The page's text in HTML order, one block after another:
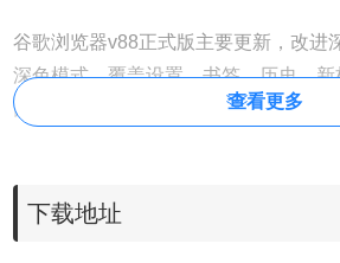
谷歌浏览器v88正式版主要更新，改进
深色模式，覆盖设置、书签、历史、
面的滚动条。停止对FTP的支持，无
请求许可干扰，优化适用于Chrome
查看更多
下载地址